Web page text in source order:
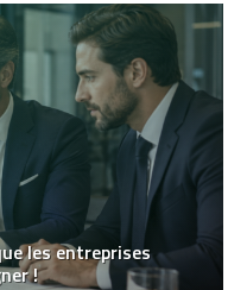
les entreprises
!